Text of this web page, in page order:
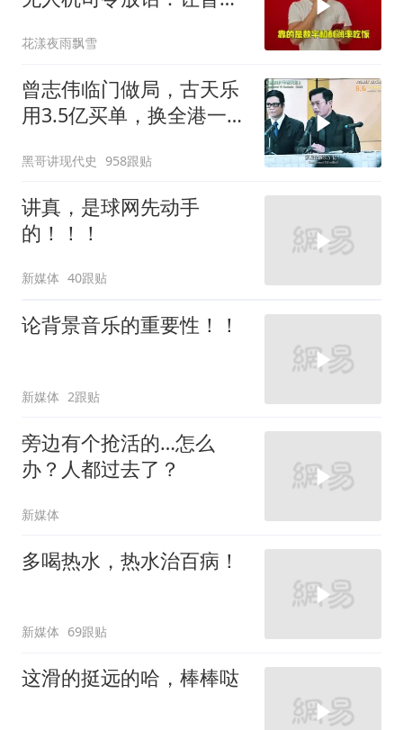
花漾夜雨飘雪
曾志伟临门做局，古天乐
用3.5亿买单，换全港一声
黑哥讲现代史 958跟贴
讲真，是球网先动手
的！！！
新媒体 40跟贴
论背景音乐的重要性！！
新媒体 2跟贴
旁边有个抢活的…怎么
办？人都过去了？
新媒体
多喝热水，热水治百病！
新媒体 69跟贴
这滑的挺远的哈，棒棒哒